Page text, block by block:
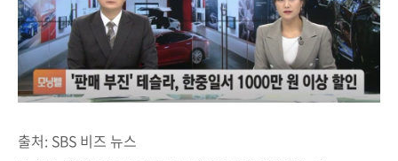
출처: SBS 비즈 뉴스